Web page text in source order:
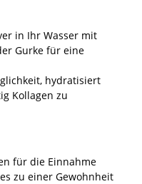
in Ihr Wasser mit
Gurke für eine
hydratisiert
Kollagen zu
für die Einnahme
zu einer Gewohnheit